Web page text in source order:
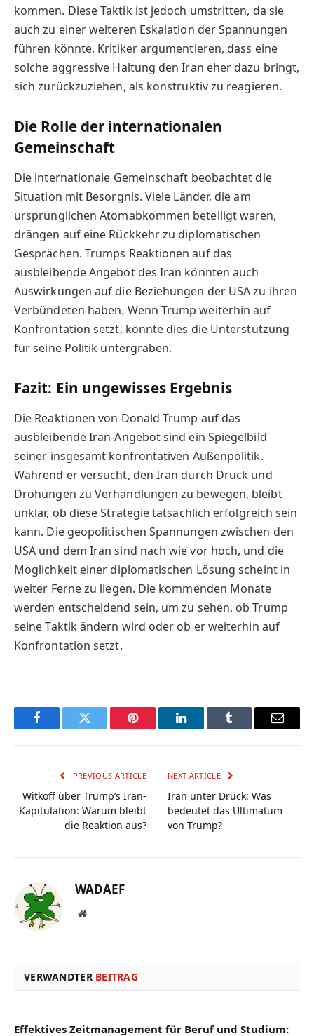
kommen. Diese Taktik ist jedoch umstritten, da sie
auch zu einer weiteren Eskalation der Spannungen
führen könnte. Kritiker argumentieren, dass eine
solche aggressive Haltung den Iran eher dazu bringt,
sich zurückzuziehen, als konstruktiv zu reagieren.
Die Rolle der internationalen
Gemeinschaft
Die internationale Gemeinschaft beobachtet die
Situation mit Besorgnis. Viele Länder, die am
ursprünglichen Atomabkommen beteiligt waren,
drängen auf eine Rückkehr zu diplomatischen
Gesprächen. Trumps Reaktionen auf das
ausbleibende Angebot des Iran könnten auch
Auswirkungen auf die Beziehungen der USA zu ihren
Verbündeten haben. Wenn Trump weiterhin auf
Konfrontation setzt, könnte dies die Unterstützung
für seine Politik untergraben.
Fazit: Ein ungewisses Ergebnis
Die Reaktionen von Donald Trump auf das
ausbleibende Iran-Angebot sind ein Spiegelbild
seiner insgesamt konfrontativen Außenpolitik.
Während er versucht, den Iran durch Druck und
Drohungen zu Verhandlungen zu bewegen, bleibt
unklar, ob diese Strategie tatsächlich erfolgreich sein
kann. Die geopolitischen Spannungen zwischen den
USA und dem Iran sind nach wie vor hoch, und die
Möglichkeit einer diplomatischen Lösung scheint in
weiter Ferne zu liegen. Die kommenden Monate
werden entscheidend sein, um zu sehen, ob Trump
seine Taktik ändern wird oder ob er weiterhin auf
Konfrontation setzt.
FacebookTwitter Pinterest LinkedInTumblr Email
PREVIOUS ARTICLE
Witkoff über Trump’s Iran-
Kapitulation: Warum bleibt
die Reaktion aus?
NEXT ARTICLE
Iran unter Druck: Was
bedeutet das Ultimatum
von Trump?
WADAEF
Website
VERWANDTER BEITRAG
Effektives Zeitmanagement für Beruf und Studium: